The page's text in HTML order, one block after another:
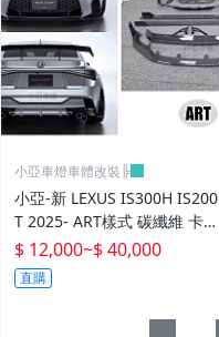
小亞車燈車體改裝╠
小亞-新 LEXUS IS300H IS200
T 2025- ART樣式 碳纖維 卡夢
前下巴 側裙 後下巴 尾翼
$ 12,000~$ 40,000
直購